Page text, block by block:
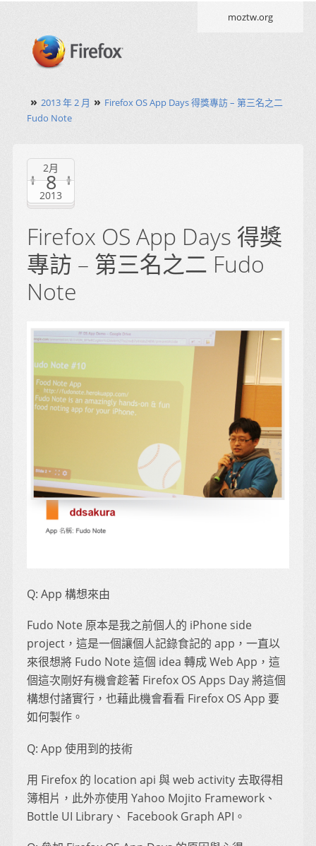
moztw.org
» 2013 年 2 月 » Firefox OS App Days 得獎專訪 – 第三名之二
Fudo Note
2月
8
2013
Firefox OS App Days 得獎
專訪 – 第三名之二 Fudo
Note
Q: App 構想來由
Fudo Note 原本是我之前個人的 iPhone side
project，這是一個讓個人記錄食記的 app，一直以
來很想將 Fudo Note 這個 idea 轉成 Web App，這
個這次剛好有機會趁著 Firefox OS Apps Day 將這個
構想付諸實行，也藉此機會看看 Firefox OS App 要
如何製作。
Q: App 使用到的技術
用 Firefox 的 location api 與 web activity 去取得相
簿相片，此外亦使用 Yahoo Mojito Framework、
Bottle UI Library、 Facebook Graph API。